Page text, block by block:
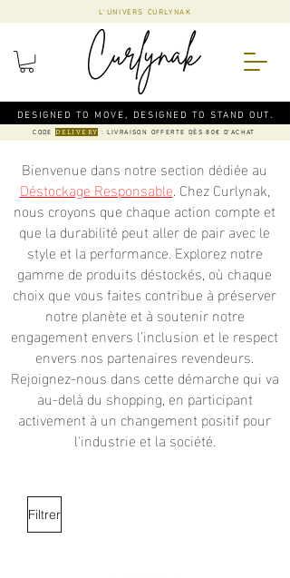
DESIGNED TO MOVE, DESIGNED TO STAND OUT.
L'UNIVERS CURLYNAK
CODEDELIVERY : LIVRAISON OFFERTE DÈS 80€ D'ACHAT
Bienvenue dans notre section dédiée au
Déstockage Responsable. Chez Curlynak,
nous croyons que chaque action compte et
que la durabilité peut aller de pair avec le
style et la performance. Explorez notre
gamme de produits déstockés, où chaque
choix que vous faites contribue à préserver
notre planète et à soutenir notre
engagement envers l'inclusion et le respect
envers nos partenaires revendeurs.
Rejoignez-nous dans cette démarche qui va
au-delà du shopping, en participant
activement à un changement positif pour
l'industrie et la société.
Filtrer